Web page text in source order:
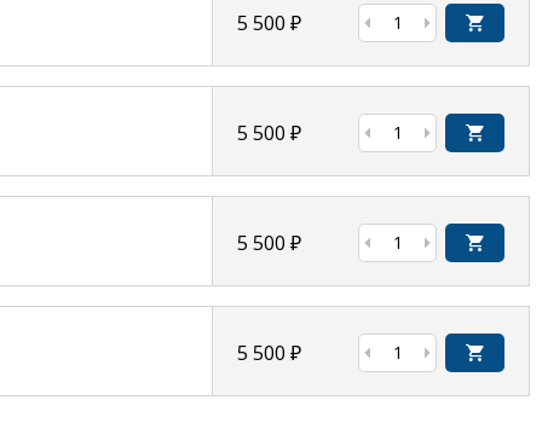
5 500 ₽
5 500 ₽
5 500 ₽
5 500 ₽